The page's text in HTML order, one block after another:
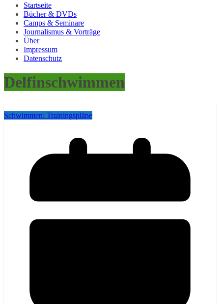
Startseite
Bücher & DVDs
Camps & Seminare
Journalismus & Vorträge
Über
Impressum
Datenschutz
Delfinschwimmen
Schwimmen: Trainingspläne